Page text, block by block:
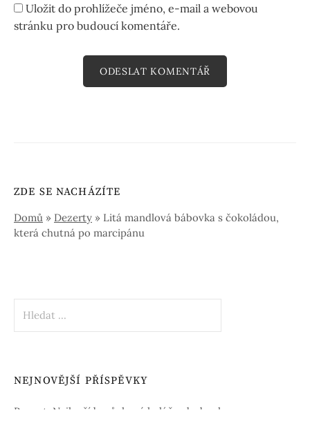
Uložit do prohlížeče jméno, e-mail a webovou
stránku pro budoucí komentáře.
ZDE SE NACHÁZÍTE
Domů » Dezerty » Litá mandlová bábovka s čokoládou,
která chutná po marcipánu
NEJNOVĚJŠÍ PŘÍSPĚVKY
Recept: Nejlepší borůvkový koláč s drobenkou